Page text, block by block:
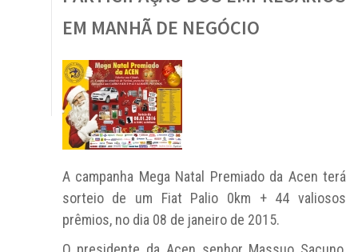
EM MANHÃ DE NEGÓCIO
A campanha Mega Natal Premiado da Acen terá
sorteio de um Fiat Palio 0km + 44 valiosos
prêmios, no dia 08 de janeiro de 2015.